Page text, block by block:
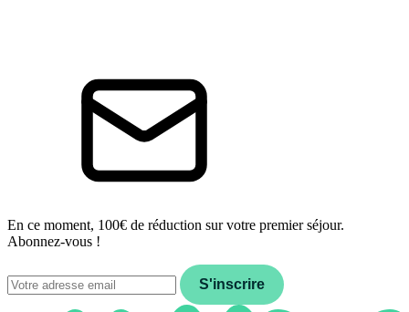
En ce moment, 100€ de réduction sur votre premier séjour.
Abonnez-vous !
S'inscrire